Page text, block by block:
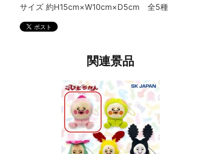
サイズ 約H15cm×W10cm×D5cm 全5種
関連景品